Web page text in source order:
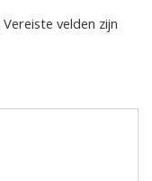
Vereiste velden zijn